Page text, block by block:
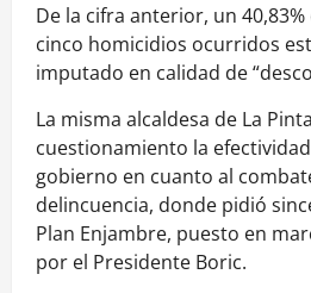
De la cifra anterior, un 40,83%
cinco homicidios ocurridos
imputado en calidad de
La misma alcaldesa de La
cuestionamiento la
gobierno en cuanto al
delincuencia, donde pidió
Plan Enjambre, puesto en
por el Presidente Boric.